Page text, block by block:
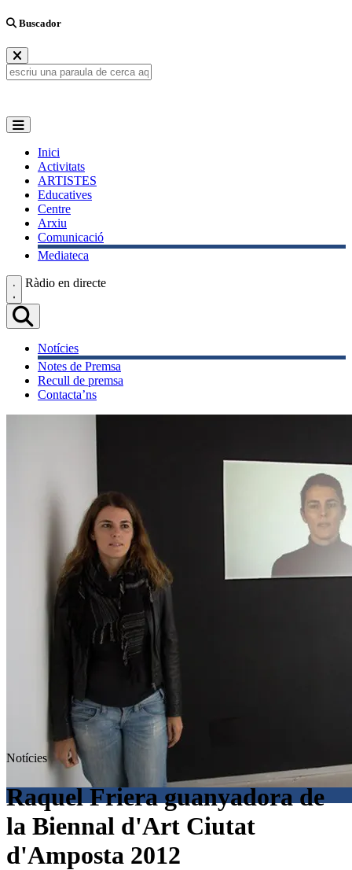
Buscador
Inici
Activitats
ARTISTES
Educatives
Centre
Arxiu
Comunicació
Mediateca
Ràdio en directe
Notícies
Notes de Premsa
Recull de premsa
Contacta’ns
Notícies
Raquel Friera guanyadora de
la Biennal d'Art Ciutat
d'Amposta 2012